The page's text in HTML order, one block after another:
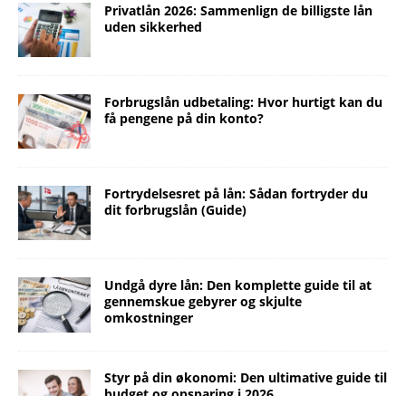
Privatlån 2026: Sammenlign de billigste lån
uden sikkerhed
Forbrugslån udbetaling: Hvor hurtigt kan du
få pengene på din konto?
Fortrydelsesret på lån: Sådan fortryder du
dit forbrugslån (Guide)
Undgå dyre lån: Den komplette guide til at
gennemskue gebyrer og skjulte
omkostninger
Styr på din økonomi: Den ultimative guide til